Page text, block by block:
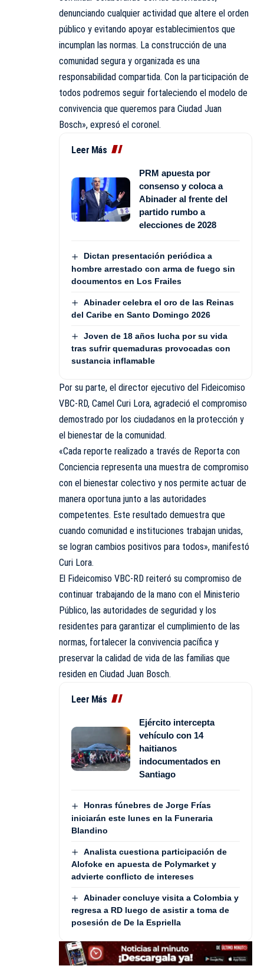
denunciando cualquier actividad que altere el orden
público y evitando apoyar establecimientos que
incumplan las normas. La construcción de una
comunidad segura y organizada es una
responsabilidad compartida. Con la participación de
todos podremos seguir fortaleciendo el modelo de
convivencia que queremos para Ciudad Juan
Bosch», expresó el coronel.
Leer Más
PRM apuesta por
consenso y coloca a
Abinader al frente del
partido rumbo a
elecciones de 2028
Dictan presentación periódica a
hombre arrestado con arma de fuego sin
documentos en Los Frailes
Abinader celebra el oro de las Reinas
del Caribe en Santo Domingo 2026
Joven de 18 años lucha por su vida
tras sufrir quemaduras provocadas con
sustancia inflamable
Por su parte, el director ejecutivo del Fideicomiso
VBC-RD, Camel Curi Lora, agradeció el compromiso
demostrado por los ciudadanos en la protección y
el bienestar de la comunidad.
«Cada reporte realizado a través de Reporta con
Conciencia representa una muestra de compromiso
con el bienestar colectivo y nos permite actuar de
manera oportuna junto a las autoridades
competentes. Este resultado demuestra que
cuando comunidad e instituciones trabajan unidas,
se logran cambios positivos para todos», manifestó
Curi Lora.
El Fideicomiso VBC-RD reiteró su compromiso de
continuar trabajando de la mano con el Ministerio
Público, las autoridades de seguridad y los
residentes para garantizar el cumplimiento de las
normas, fortalecer la convivencia pacífica y
preservar la calidad de vida de las familias que
residen en Ciudad Juan Bosch.
Leer Más
Ejército intercepta
vehículo con 14
haitianos
indocumentados en
Santiago
Honras fúnebres de Jorge Frías
iniciarán este lunes en la Funeraria
Blandino
Analista cuestiona participación de
Alofoke en apuesta de Polymarket y
advierte conflicto de intereses
Abinader concluye visita a Colombia y
regresa a RD luego de asistir a toma de
posesión de De la Espriella